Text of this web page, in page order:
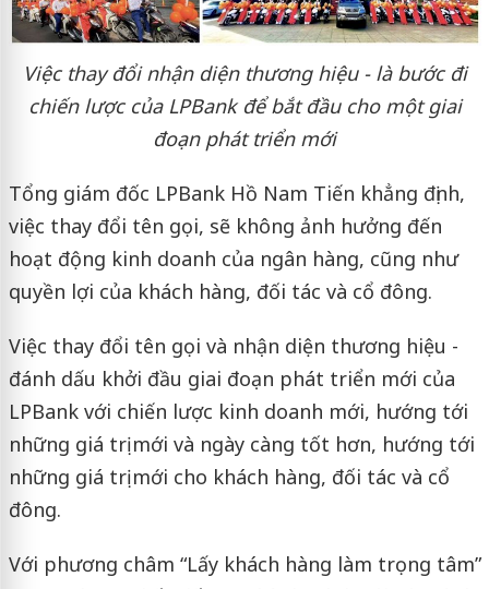
Việc thay đổi nhận diện thương hiệu - là bước đi
chiến lược của LPBank để bắt đầu cho một giai
đoạn phát triển mới
Tổng giám đốc LPBank Hồ Nam Tiến khẳng định,
việc thay đổi tên gọi, sẽ không ảnh hưởng đến
hoạt động kinh doanh của ngân hàng, cũng như
quyền lợi của khách hàng, đối tác và cổ đông.
Việc thay đổi tên gọi và nhận diện thương hiệu -
đánh dấu khởi đầu giai đoạn phát triển mới của
LPBank với chiến lược kinh doanh mới, hướng tới
những giá trị mới và ngày càng tốt hơn, hướng tới
những giá trị mới cho khách hàng, đối tác và cổ
đông.
Với phương châm “Lấy khách hàng làm trọng tâm”